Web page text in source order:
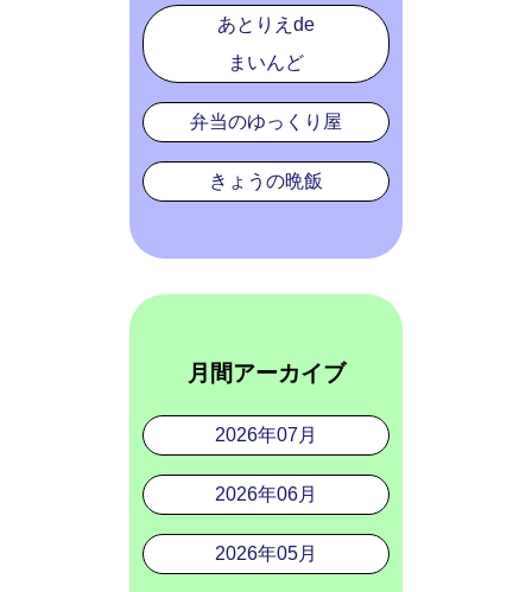
あとりえde
まいんど
弁当のゆっくり屋
きょうの晩飯
月間アーカイブ
2026年07月
2026年06月
2026年05月